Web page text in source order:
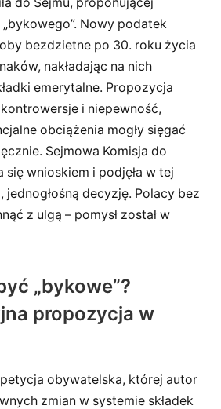
do Sejmu, proponującej
Nowy podatek
bezdzietne po 30. roku życia
nakładając na nich
emerytalne. Propozycja
i niepewność,
obciążenia mogły sięgać
Sejmowa Komisja do
się wnioskiem i podjęła w tej
jednogłośną decyzję. Polacy bez
z ulgą – pomysł został w
„bykowe”?
propozycja w
petycja obywatelska, której autor
zmian w systemie składek